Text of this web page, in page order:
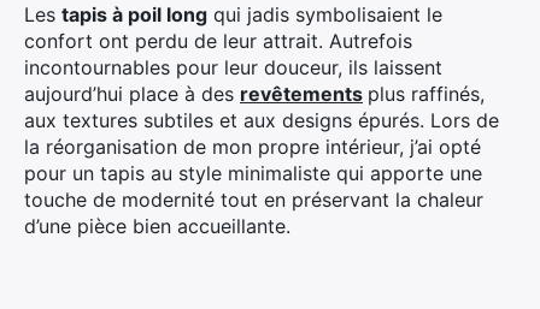
Les tapis à poil long qui jadis symbolisaient le
confort ont perdu de leur attrait. Autrefois
incontournables pour leur douceur, ils laissent
aujourd’hui place à des revêtements plus raffinés,
aux textures subtiles et aux designs épurés. Lors de
la réorganisation de mon propre intérieur, j’ai opté
pour un tapis au style minimaliste qui apporte une
touche de modernité tout en préservant la chaleur
d’une pièce bien accueillante.